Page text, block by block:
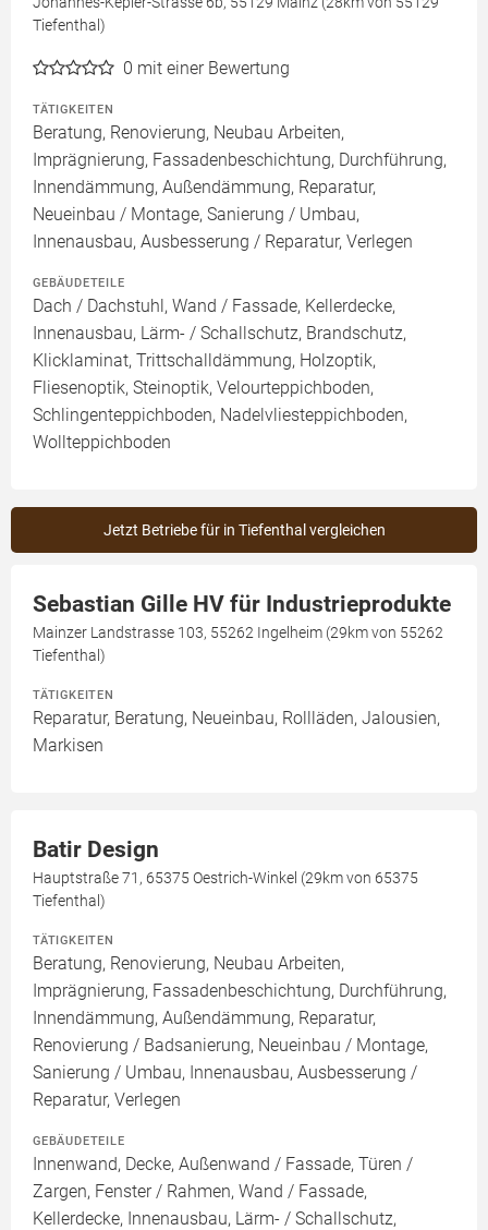
Tiefenthal)
0 mit einer Bewertung
TÄTIGKEITEN
Beratung, Renovierung, Neubau Arbeiten,
Imprägnierung, Fassadenbeschichtung, Durchführung,
Innendämmung, Außendämmung, Reparatur,
Neueinbau / Montage, Sanierung / Umbau,
Innenausbau, Ausbesserung / Reparatur, Verlegen
GEBÄUDETEILE
Dach / Dachstuhl, Wand / Fassade, Kellerdecke,
Innenausbau, Lärm- / Schallschutz, Brandschutz,
Klicklaminat, Trittschalldämmung, Holzoptik,
Fliesenoptik, Steinoptik, Velourteppichboden,
Schlingenteppichboden, Nadelvliesteppichboden,
Wollteppichboden
Jetzt Betriebe für in Tiefenthal vergleichen
Sebastian Gille HV für Industrieprodukte
Mainzer Landstrasse 103, 55262 Ingelheim (29km von 55262
Tiefenthal)
TÄTIGKEITEN
Reparatur, Beratung, Neueinbau, Rollläden, Jalousien,
Markisen
Batir Design
Hauptstraße 71, 65375 Oestrich-Winkel (29km von 65375
Tiefenthal)
TÄTIGKEITEN
Beratung, Renovierung, Neubau Arbeiten,
Imprägnierung, Fassadenbeschichtung, Durchführung,
Innendämmung, Außendämmung, Reparatur,
Renovierung / Badsanierung, Neueinbau / Montage,
Sanierung / Umbau, Innenausbau, Ausbesserung /
Reparatur, Verlegen
GEBÄUDETEILE
Innenwand, Decke, Außenwand / Fassade, Türen /
Zargen, Fenster / Rahmen, Wand / Fassade,
Kellerdecke, Innenausbau, Lärm- / Schallschutz,